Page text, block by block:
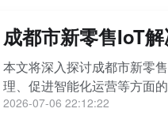
成都市新零售IoT
本文将深入探讨成都市新零
理、促进智能化运营等方面
2026-07-06 22:12:22